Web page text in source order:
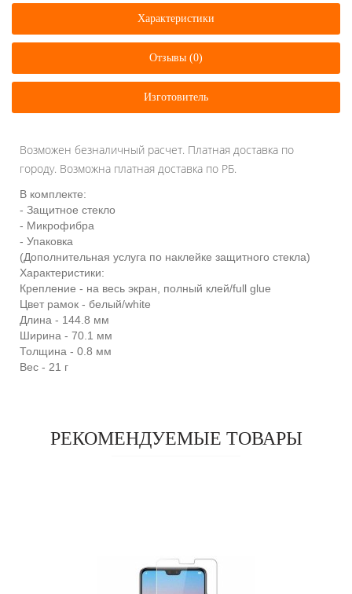
Характеристики
Отзывы (0)
Изготовитель
Возможен безналичный расчет. Платная доставка по
городу. Возможна платная доставка по РБ.
В комплекте:
- Защитное стекло
- Микрофибра
- Упаковка
(Дополнительная услуга по наклейке защитного стекла)
Характеристики:
Крепление - на весь экран, полный клей/full glue
Цвет рамок - белый/white
Длина - 144.8 мм
Ширина - 70.1 мм
Толщина - 0.8 мм
Вес - 21 г
РЕКОМЕНДУЕМЫЕ ТОВАРЫ